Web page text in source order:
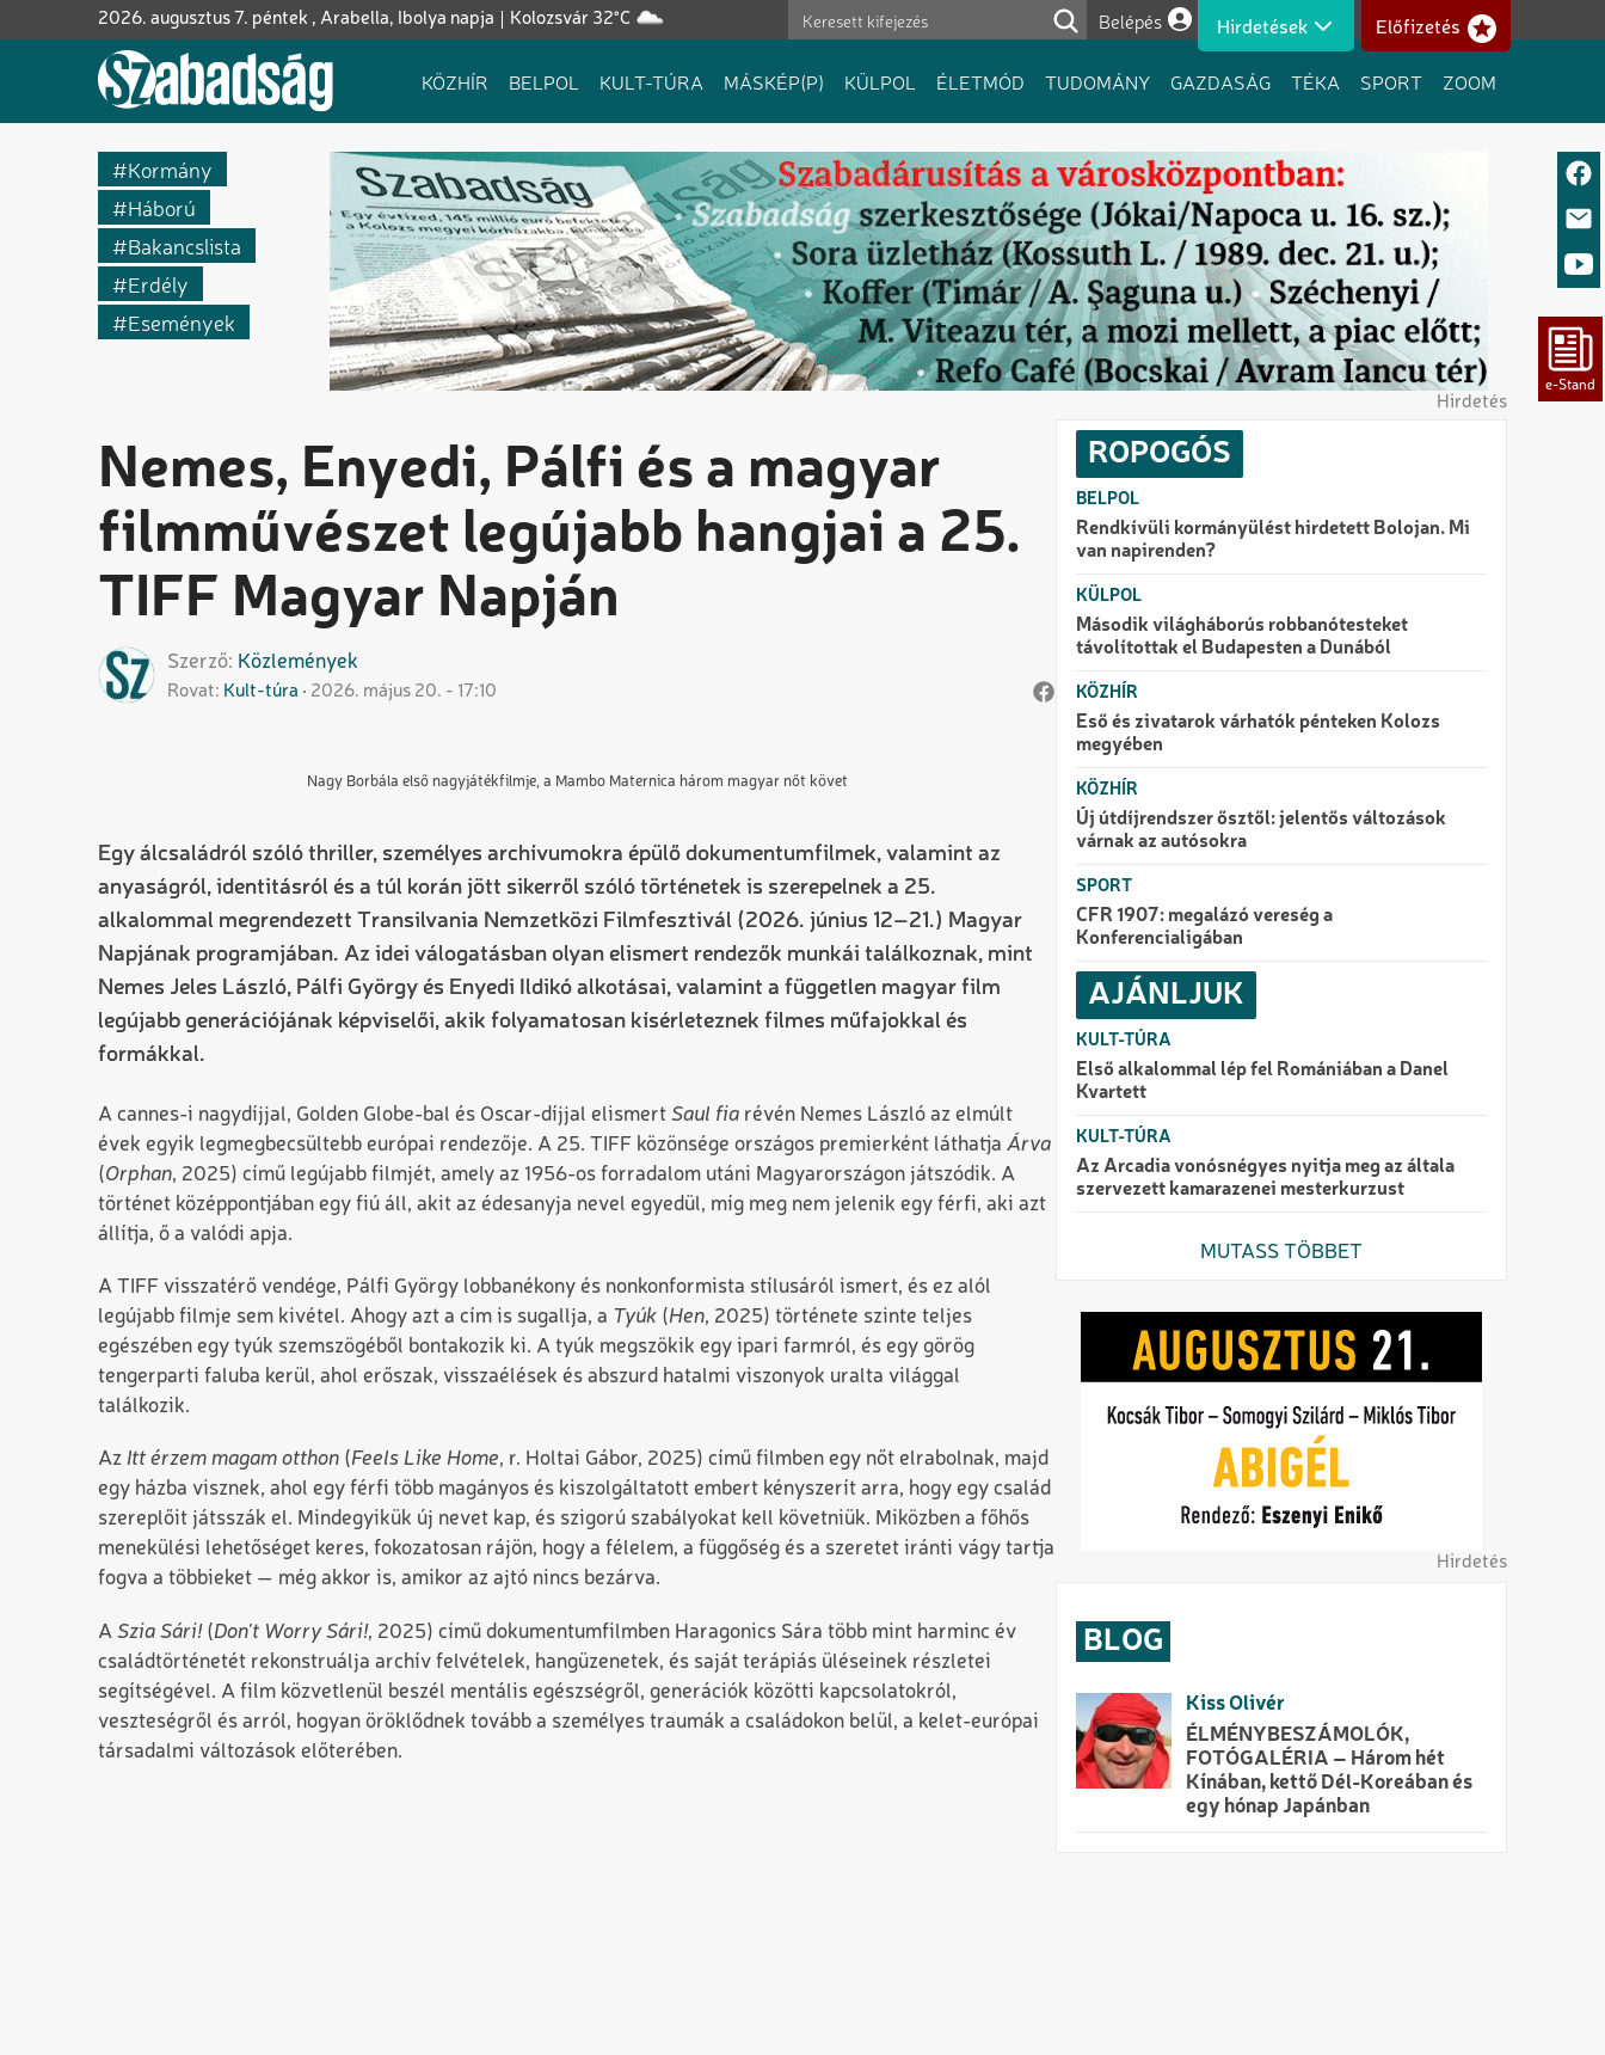
a
Kolozsvár 32°C
2026. augusztus 7. péntek , Arabella, Ibolya napja
Felhasználói fiók menüje
Belépés Hirdetések Előfizetés
Fő
KÖZHÍR BELPOL KULT-TÚRA MÁSKÉP(P) KÜLPOL ÉLETMÓD TUDOMÁNY GAZDASÁG TÉKA SPORT ZOOM
Kormány
Háború
Bakancslista
Erdély
Események
Hirdetés
Nemes, Enyedi, Pálfi és a magyar
filmművészet legújabb hangjai a 25.
TIFF Magyar Napján
Szerző Közlemények
Rovat Kult-túra 2026. május 20. - 17:10
Nagy Borbála első nagyjátékfilmje, a Mambo Maternica három magyar nőt követ
Egy álcsaládról szóló thriller, személyes archívumokra épülő dokumentumfilmek, valamint az
anyaságról, identitásról és a túl korán jött sikerről szóló történetek is szerepelnek a 25.
alkalommal megrendezett Transilvania Nemzetközi Filmfesztivál (2026. június 12–21.) Magyar
Napjának programjában. Az idei válogatásban olyan elismert rendezők munkái találkoznak, mint
Nemes Jeles László, Pálfi György és Enyedi Ildikó alkotásai, valamint a független magyar film
legújabb generációjának képviselői, akik folyamatosan kísérleteznek filmes műfajokkal és
formákkal.
A cannes-i nagydíjjal, Golden Globe-bal és Oscar-díjjal elismert Saul fia révén Nemes László az elmúlt
évek egyik legmegbecsültebb európai rendezője. A 25. TIFF közönsége országos premierként láthatja Árva
(Orphan, 2025) című legújabb filmjét, amely az 1956-os forradalom utáni Magyarországon játszódik. A
történet középpontjában egy fiú áll, akit az édesanyja nevel egyedül, míg meg nem jelenik egy férfi, aki azt
állítja, ő a valódi apja.
A TIFF visszatérő vendége, Pálfi György lobbanékony és nonkonformista stílusáról ismert, és ez alól
legújabb filmje sem kivétel. Ahogy azt a cím is sugallja, a Tyúk (Hen, 2025) története szinte teljes
egészében egy tyúk szemszögéből bontakozik ki. A tyúk megszökik egy ipari farmról, és egy görög
tengerparti faluba kerül, ahol erőszak, visszaélések és abszurd hatalmi viszonyok uralta világgal
találkozik.
Az Itt érzem magam otthon (Feels Like Home, r. Holtai Gábor, 2025) című filmben egy nőt elrabolnak, majd
egy házba visznek, ahol egy férfi több magányos és kiszolgáltatott embert kényszerít arra, hogy egy család
szereplőit játsszák el. Mindegyikük új nevet kap, és szigorú szabályokat kell követniük. Miközben a főhős
menekülési lehetőséget keres, fokozatosan rájön, hogy a félelem, a függőség és a szeretet iránti vágy tartja
fogva a többieket — még akkor is, amikor az ajtó nincs bezárva.
A Szia Sári! (Don’t Worry Sári!, 2025) című dokumentumfilmben Haragonics Sára több mint harminc év
családtörténetét rekonstruálja archív felvételek, hangüzenetek, és saját terápiás üléseinek részletei
segítségével. A film közvetlenül beszél mentális egészségről, generációk közötti kapcsolatokról,
veszteségről és arról, hogyan öröklődnek tovább a személyes traumák a családokon belül, a kelet-európai
társadalmi változások előterében.
ROPOGÓS
BELPOL
Rendkívüli kormányülést hirdetett Bolojan. Mi
van napirenden?
KÜLPOL
Második világháborús robbanótesteket
távolítottak el Budapesten a Dunából
KÖZHÍR
Eső és zivatarok várhatók pénteken Kolozs
megyében
KÖZHÍR
Új útdíjrendszer ősztől: jelentős változások
várnak az autósokra
SPORT
CFR 1907: megalázó vereség a
Konferencialigában
AJÁNLJUK
KULT-TÚRA
Első alkalommal lép fel Romániában a Danel
Kvartett
KULT-TÚRA
Az Arcadia vonósnégyes nyitja meg az általa
szervezett kamarazenei mesterkurzust
MUTASS TÖBBET
Hirdetés
BLOG
Kiss Olivér
ÉLMÉNYBESZÁMOLÓK,
FOTÓGALÉRIA – Három hét
Kínában, kettő Dél-Koreában és
egy hónap Japánban